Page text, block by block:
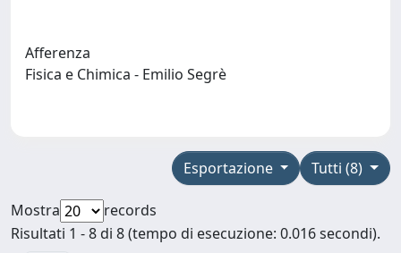
Afferenza
Fisica e Chimica - Emilio Segrè
Tutti (8)
Esportazione
Mostra
records
Risultati 1 - 8 di 8 (tempo di esecuzione: 0.016 secondi).